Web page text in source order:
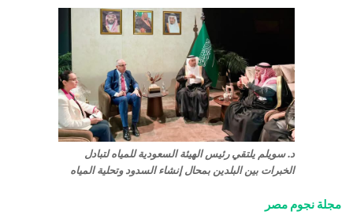
د. سويلم يلتقي رئيس الهيئة السعودية للمياه لتبادل
الخبرات بين البلدين بمحال إنشاء السدود وتحلية المياه
مجلة نجوم مصر